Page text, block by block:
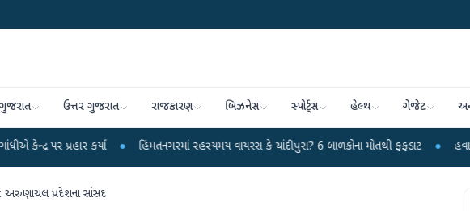
ગુજરાત ઉત્તર ગુજરાત રાજકારણ બિઝનેસ સ્પોર્ટ્સ હેલ્થ ગેજેટ
કર્યા ● હિંમતનગરમાં રહસ્યમય વાયરસ કે ચાંદીપુરા? 6 બાળકોના મોતથી ફફડાટ ● હવામાન વિભાગે 18
અરુણાચલ પ્રદેશના સાંસદ